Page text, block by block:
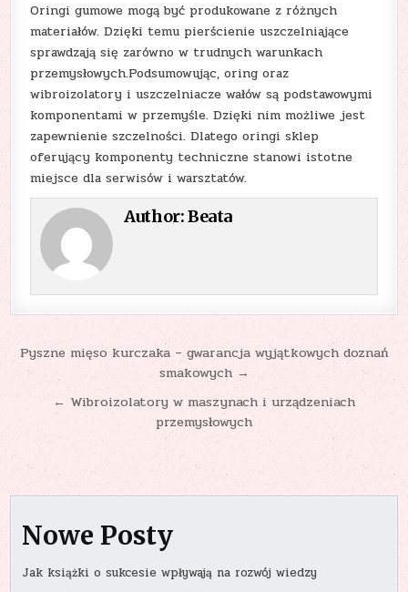
Oringi gumowe mogą być produkowane z różnych
materiałów. Dzięki temu pierścienie uszczelniające
sprawdzają się zarówno w trudnych warunkach
przemysłowych.Podsumowując, oring oraz
wibroizolatory i uszczelniacze wałów są podstawowymi
komponentami w przemyśle. Dzięki nim możliwe jest
zapewnienie szczelności. Dlatego oringi sklep
oferujący komponenty techniczne stanowi istotne
miejsce dla serwisów i warsztatów.
Author:Beata
Nawigacja
wpisu
Pyszne mięso kurczaka – gwarancja wyjątkowych doznań
smakowych →
← Wibroizolatory w maszynach i urządzeniach
przemysłowych
Nowe Posty
Jak książki o sukcesie wpływają na rozwój wiedzy